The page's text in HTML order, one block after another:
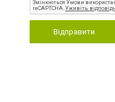
Відправити